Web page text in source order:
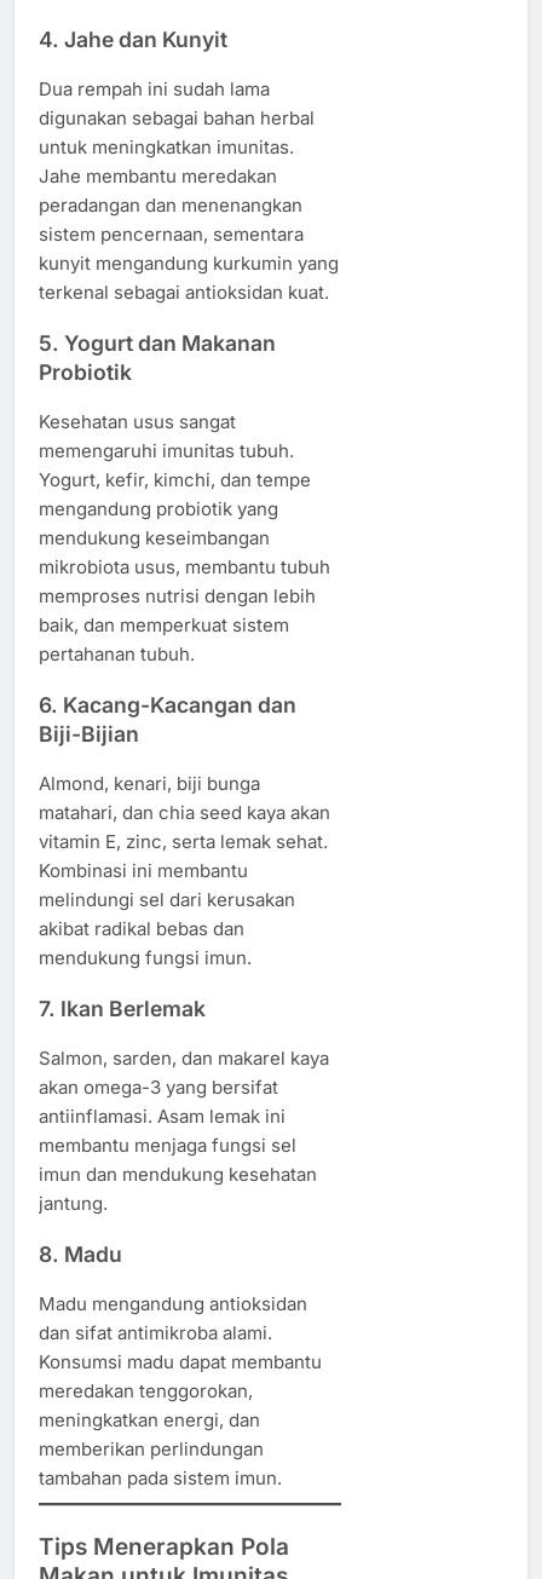
4. Jahe dan Kunyit
Dua rempah ini sudah lama
digunakan sebagai bahan herbal
untuk meningkatkan imunitas.
Jahe membantu meredakan
peradangan dan menenangkan
sistem pencernaan, sementara
kunyit mengandung kurkumin yang
terkenal sebagai antioksidan kuat.
5. Yogurt dan Makanan
Probiotik
Kesehatan usus sangat
memengaruhi imunitas tubuh.
Yogurt, kefir, kimchi, dan tempe
mengandung probiotik yang
mendukung keseimbangan
mikrobiota usus, membantu tubuh
memproses nutrisi dengan lebih
baik, dan memperkuat sistem
pertahanan tubuh.
6. Kacang-Kacangan dan
Biji-Bijian
Almond, kenari, biji bunga
matahari, dan chia seed kaya akan
vitamin E, zinc, serta lemak sehat.
Kombinasi ini membantu
melindungi sel dari kerusakan
akibat radikal bebas dan
mendukung fungsi imun.
7. Ikan Berlemak
Salmon, sarden, dan makarel kaya
akan omega-3 yang bersifat
antiinflamasi. Asam lemak ini
membantu menjaga fungsi sel
imun dan mendukung kesehatan
jantung.
8. Madu
Madu mengandung antioksidan
dan sifat antimikroba alami.
Konsumsi madu dapat membantu
meredakan tenggorokan,
meningkatkan energi, dan
memberikan perlindungan
tambahan pada sistem imun.
Tips Menerapkan Pola